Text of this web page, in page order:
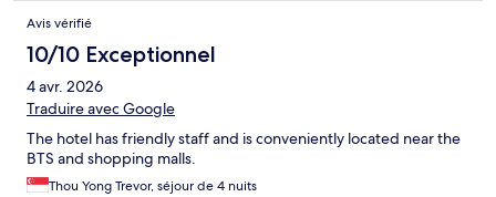
Avis vérifié
10/10 Exceptionnel
4 avr. 2026
Traduire avec Google
The hotel has friendly staff and is conveniently located near the
BTS and shopping malls.
Thou Yong Trevor, séjour de 4 nuits